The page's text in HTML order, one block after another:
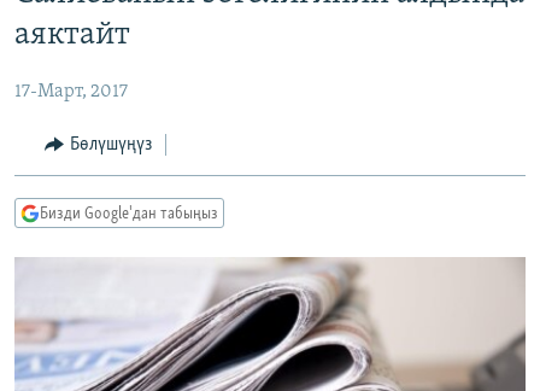
МАДАНИЯТ
УКРАИНА
ТВ ПРОГРАММАЛАР
БҮГҮН АЗАТТЫКТА
ЭЖЕ-СИҢДИЛЕР
АЗАТТЫК+
ПОДКАСТ
Русский
ОНЛАЙН ШЕРИНЕ
аяктайт
17-Март, 2017
Бөлүшүңүз
Бизди Google'дан табыңыз